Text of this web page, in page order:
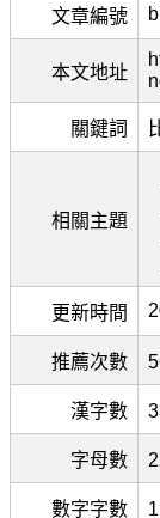
文章編號
本文地址
關鍵詞
相關主題
更新時間
推薦次數
漢字數
字母數
數字字數